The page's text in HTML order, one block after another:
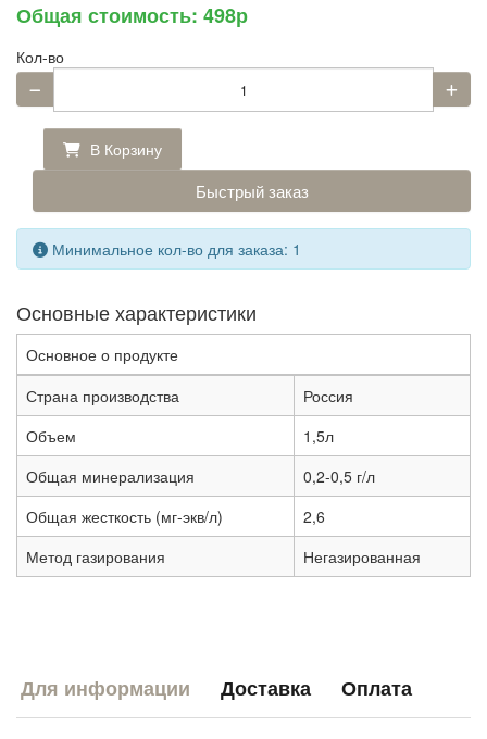
Общая стоимость: 498р
Кол-во
В Корзину
Быстрый заказ
Минимальное кол-во для заказа: 1
Основные характеристики
Основное о продукте
Страна производства
Россия
Объем
1,5л
Общая минерализация
0,2-0,5 г/л
Общая жесткость (мг-экв/л)
2,6
Метод газирования
Негазированная
Для информации Доставка Оплата